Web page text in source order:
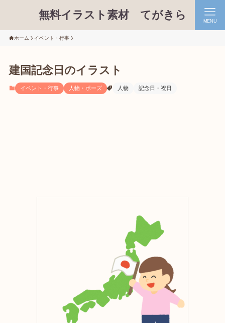
無料イラスト素材 てがきら MENU
ホーム イベント・行事
建国記念日のイラスト
イベント・行事 人物・ポーズ 人物 記念日・祝日